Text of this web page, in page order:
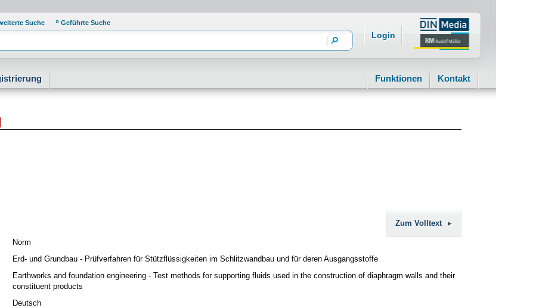
Suche Geführte Suche
Login
Funktionen Kontakt
Zum Volltext
Norm
Erd- und Grundbau - Prüfverfahren für Stützflüssigkeiten im Schlitzwandbau und für deren Ausgangsstoffe
Earthworks and foundation engineering - Test methods for supporting fluids used in the construction of diaphragm walls and their
constituent products
Deutsch